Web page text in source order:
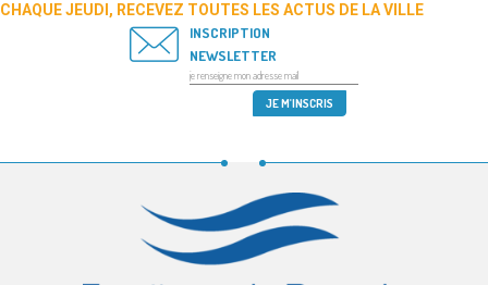
CHAQUE JEUDI, RECEVEZ TOUTES LES ACTUS DE LA VILLE
INSCRIPTION
NEWSLETTER